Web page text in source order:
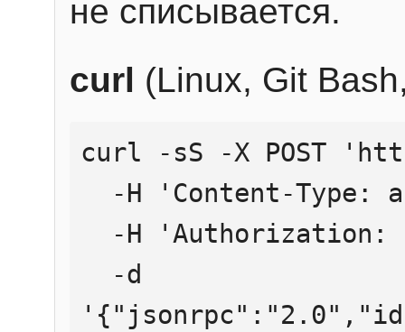
не списывается.
curl (Linux, Git
curl -sS -X POST